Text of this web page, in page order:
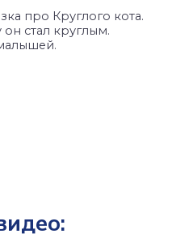
про Круглого кота.
стал круглым.